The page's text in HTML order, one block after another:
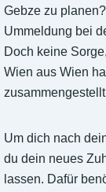
Gebze zu
Ummeldung bei
Doch keine
Wien aus Wien
Um dich nach
du dein neues
lassen. Dafür